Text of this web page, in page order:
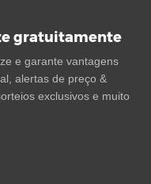
gratuitamente
e garante vantagens
alertas de preço &
exclusivos e muito